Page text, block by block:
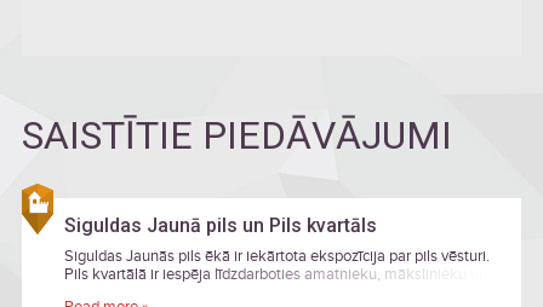
SAISTĪTIE PIEDĀVĀJUMI
Siguldas Jaunā pils un Pils kvartāls
Siguldas Jaunās pils ēkā ir iekārtota ekspozīcija par pils vēsturi.
Pils kvartālā ir iespēja līdzdarboties amatnieku, mākslinieku un